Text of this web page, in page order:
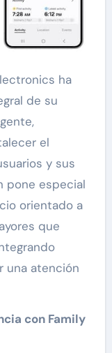
de su
el
y sus
pone especial
orientado a
que
una atención
con Family